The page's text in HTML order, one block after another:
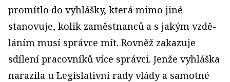
promítlo do vyhlášky, která mimo jiné
stanovuje, kolik zaměstnanců a s jakým vzdě­
láním musí správce mít. Rovněž zakazuje
sdílení pracovníků více správci. Jenže vyhláška
narazila u Legislativní rady vlády a samotné